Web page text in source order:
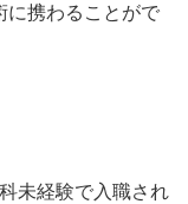
に携わることがで
未経験で入職され